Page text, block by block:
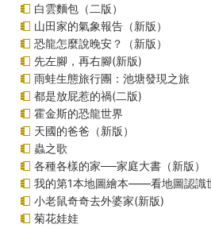
白雲麵包（二版）
山田家的氣象報告（新版）
恐龍怎麼說晚安？（新版）
先左腳，再右腳(新版)
雨蛙生態旅行團：池塘發現之旅
都是放屁惹的禍(二版)
霍金斯的恐龍世界
天國的爸爸（新版）
蟲之歌
各種各樣的家──家庭大書（新版）
我的第1本地圖繪本――看地圖認識
小老鼠奇奇去外婆家(新版)
菊花娃娃